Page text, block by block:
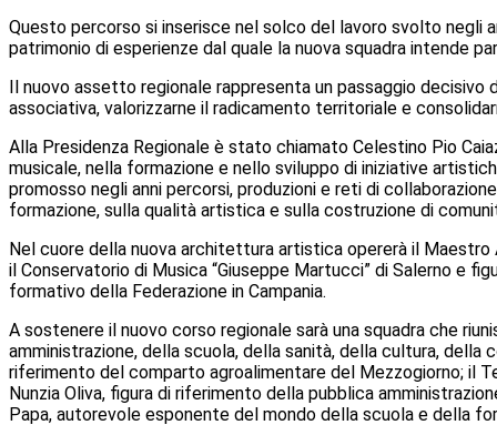
Questo percorso si inserisce nel solco del lavoro svolto negli
patrimonio di esperienze dal quale la nuova squadra intende
Il nuovo assetto regionale rappresenta un passaggio
associativa, valorizzarne il radicamento territoriale e
Alla Presidenza Regionale è stato chiamato Celestino Pio
musicale, nella formazione e nello sviluppo di iniziative
promosso negli anni percorsi, produzioni e reti di
formazione, sulla qualità artistica e sulla costruzione di
Nel cuore della nuova architettura artistica opererà il
il Conservatorio di Musica “Giuseppe Martucci” di Salerno e
formativo della Federazione in Campania.
A sostenere il nuovo corso regionale sarà una squadra che
amministrazione, della scuola, della sanità, della cultura,
riferimento del comparto agroalimentare del Mezzogiorno; il
Nunzia Oliva, figura di riferimento della pubblica
Papa, autorevole esponente del mondo della scuola e della